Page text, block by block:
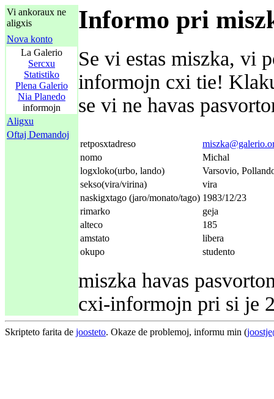
Vi ankoraux ne
aligxis
Nova konto
La Galerio
Sercxu
Statistiko
Plena Galerio
Nia Planedo
informojn
Aligxu
Oftaj Demandoj
Informo pri
Se vi estas miszka, vi
informojn cxi tie!
se vi ne havas
retposxtadreso
nomo
Michal
logxloko(urbo, lando)
Varsovio,
sekso(vira/virina)
vira
naskigxtago (jaro/monato/tago) 1983/12/23
rimarko
geja
alteco
185
amstato
libera
okupo
studento
miszka havas
cxi-informojn pri si je
Skripteto farita de joosteto. Okaze de problemoj, informu min (